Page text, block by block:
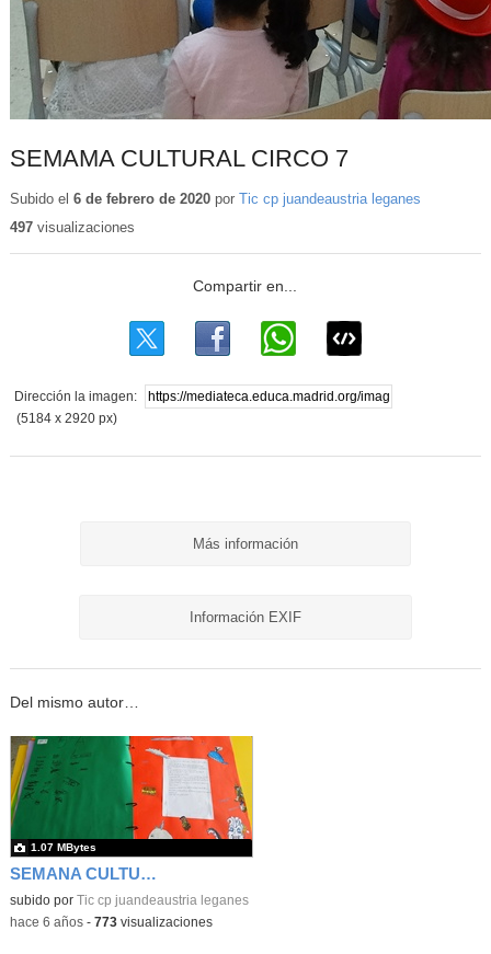
SEMAMA CULTURAL CIRCO 7
Subido el 6 de febrero de 2020por Tic cp juandeaustria leganes
497visualizaciones
Dirección la imagen:
(5184 x 2920 px)
Más información
Información EXIF
Del mismo autor…
SEMANA CULTURAL DE LOS CUENTOS 42
subido por Tic cp juandeaustria leganes
1.07 MBytes
-hace 6 años- 773visualizaciones